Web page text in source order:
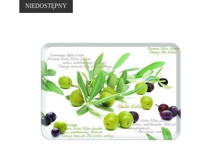
NIEDOSTĘPNY